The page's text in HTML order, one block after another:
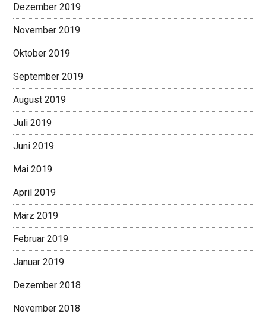
Dezember 2019
November 2019
Oktober 2019
September 2019
August 2019
Juli 2019
Juni 2019
Mai 2019
April 2019
März 2019
Februar 2019
Januar 2019
Dezember 2018
November 2018